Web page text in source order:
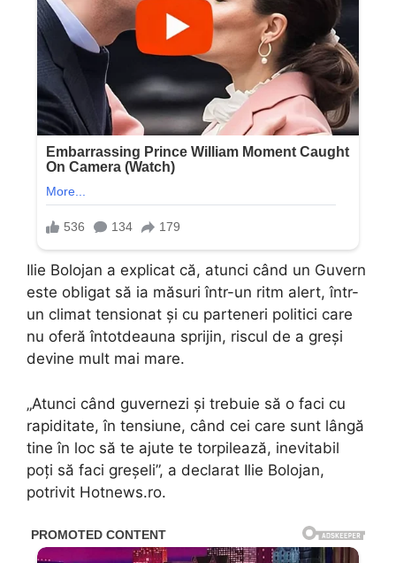
Ilie Bolojan a explicat că, atunci când un Guvern
este obligat să ia măsuri într-un ritm alert, într-
un climat tensionat și cu parteneri politici care
nu oferă întotdeauna sprijin, riscul de a greși
devine mult mai mare.
„Atunci când guvernezi și trebuie să o faci cu
rapiditate, în tensiune, când cei care sunt lângă
tine în loc să te ajute te torpilează, inevitabil
poți să faci greșeli”, a declarat Ilie Bolojan,
potrivit Hotnews.ro.